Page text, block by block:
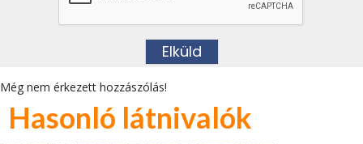
Még nem érkezett hozzászólás!
Hasonló látnivalók